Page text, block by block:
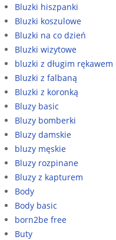
Bluzki hiszpanki
Bluzki koszulowe
Bluzki na co dzień
Bluzki wizytowe
bluzki z długim rękawem
Bluzki z falbaną
Bluzki z koronką
Bluzy basic
Bluzy bomberki
Bluzy damskie
bluzy męskie
Bluzy rozpinane
Bluzy z kapturem
Body
Body basic
born2be free
Buty